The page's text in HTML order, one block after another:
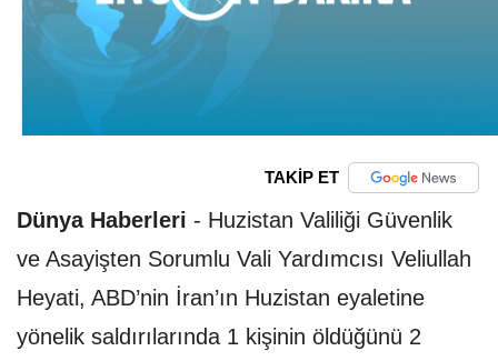
TAKİP ET
Dünya Haberleri - Huzistan Valiliği Güvenlik
ve Asayişten Sorumlu Vali Yardımcısı Veliullah
Heyati, ABD’nin İran’ın Huzistan eyaletine
yönelik saldırılarında 1 kişinin öldüğünü 2